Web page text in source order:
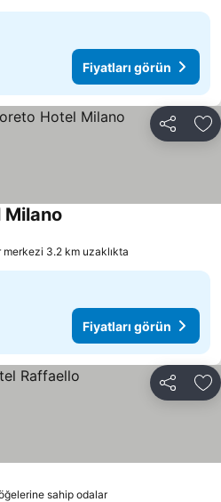
Fiyatları görün
Paylaş
Milano
merkezi 3.2 km uzaklıkta
Fiyatları görün
Paylaş
sahip odalar